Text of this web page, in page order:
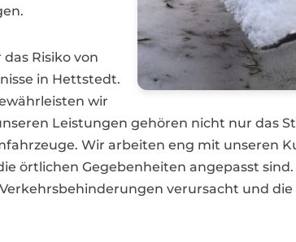
Risiko von
in Hettstedt.
wir
Leistungen gehören nicht nur das
Wir arbeiten eng mit unseren
örtlichen Gegebenheiten angepasst
verursacht und